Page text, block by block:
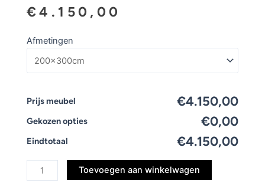
€4.150,00
Afmetingen
Prijs meubel €4.150,00
Gekozen opties €0,00
Eindtotaal €4.150,00
Douglas
Toevoegen aan winkelwagen